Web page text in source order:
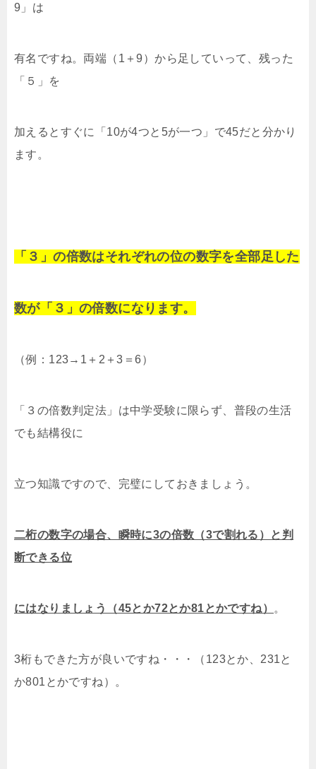
9」は
有名ですね。両端（1＋9）から足していって、残った
「５」を
加えるとすぐに「10が4つと5が一つ」で45だと分かり
ます。
「３」の倍数はそれぞれの位の数字を全部足した
数が「３」の倍数になります。
（例：123→1＋2＋3＝6）
「３の倍数判定法」は中学受験に限らず、普段の生活
でも結構役に
立つ知識ですので、完璧にしておきましょう。
二桁の数字の場合、瞬時に3の倍数（3で割れる）と判
断できる位
にはなりましょう（45とか72とか81とかですね） 。
3桁もできた方が良いですね・・・（123とか、231と
か801とかですね）。